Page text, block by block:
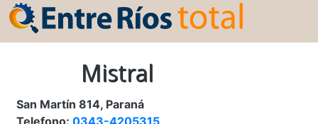
Mistral
San Martín 814, Paraná